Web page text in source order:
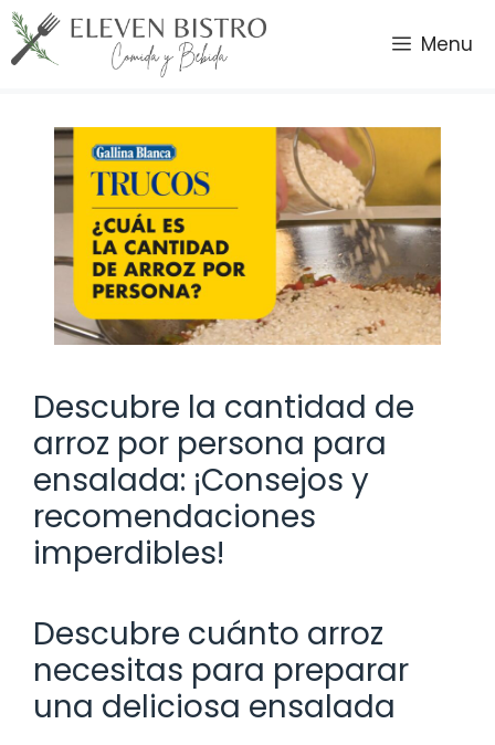
Saltar
al
contenido
Menu
Descubre la cantidad de
arroz por persona para
ensalada: ¡Consejos y
recomendaciones
imperdibles!
Descubre cuánto arroz
necesitas para preparar
una deliciosa ensalada